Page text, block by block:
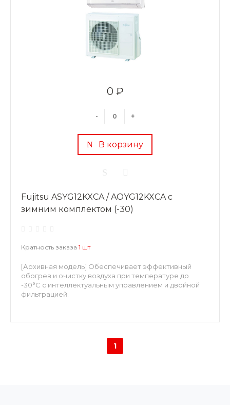
0 ₽
- +
В корзину
Fujitsu ASYG12KXCA / AOYG12KXCA с
зимним комплектом (-30)
Кратность заказа 1 шт
[Архивная модель] Обеспечивает эффективный
обогрев и очистку воздуха при температуре до
-30°С с интеллектуальным управлением и двойной
фильтрацией.
1